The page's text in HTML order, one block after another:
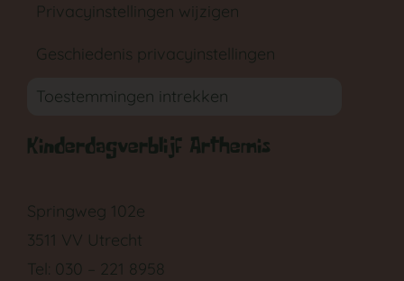
Privacyinstellingen wijzigen
Geschiedenis privacyinstellingen
Toestemmingen intrekken
Kinderdagverblijf Arthemis
Springweg 102e
3511 VV Utrecht
Tel: 030 – 221 8958